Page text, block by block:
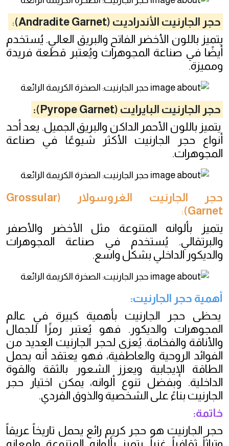
حجر الجارنيت الأندراديت (Andradite Garnet)
:
يتميز باللون الأخضر الفاتح والبريق العالي. يُستخدم
أيضًا في صناعة المجوهرات ويُعتبر قطعة فريدة
ومميزة.
حجر الجارنيت البايرايت (Pyrope Garnet):
يتميز باللون الأحمر الداكن والبريق الجميل. يعد أحد
أنواع حجر الجارنيت الأكثر شيوعًا في صناعة
المجوهرات.
حجر الجارنيت الغروسولار (Grossular
Garnet)
:
يتميز بألوانه المتنوعة مثل الأخضر والأصفر
والبرتقالي. يُستخدم في صناعة المجوهرات
والديكور الداخلي بشكل واسع.
أهمية حجر الجارنيت:
يحظى حجر الجارنيت بأهمية كبيرة في عالم
المجوهرات والديكور. فهو يُعتبر رمزًا للجمال
والأناقة والفخامة. يُعزى لحجر الجارنيت العديد من
الفوائد الروحية والعاطفية، فهو يعتقد أنه يحمل
الطاقة الإيجابية ويعزز الشعور بالثقة والقوة
الداخلية. وبفضل تنوع ألوانه، يمكن اختيار حجر
الجارنيت بناءً على الشخصية والذوق الفردي.
خاتمة:
حجر الجارنيت هو حجر كريم رائع يحمل تاريخاً عريقاً